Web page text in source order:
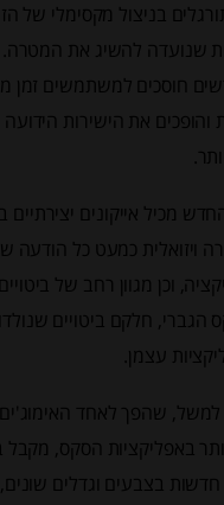
בניצול מקסימלי של
שנועדה להשיג את המטרה.
חוסכים למשתמשים זמן
והופכים את הישירות
מכיל אייקונים יצירתיים
ויזואלית כמעט כל הודעה
וכן מגוון רחב של
הגברי, חלקם ביטויים שנולדו
עצמן.
למשל, שהפך לאחד האימוג'ים
באפליקציות הסקס, מקבל
בצבעים וגדלים שונים,